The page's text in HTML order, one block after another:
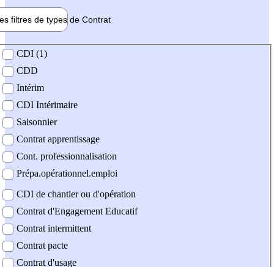
filtres de types de Contrat
contrat
CDI (1)
CDD
Intérim
CDI Intérimaire
Saisonnier
Contrat apprentissage
Cont. professionnalisation
Prépa.opérationnel.emploi
CDI de chantier ou d'opération
Contrat d'Engagement Educatif
Contrat intermittent
Contrat pacte
Contrat d'usage